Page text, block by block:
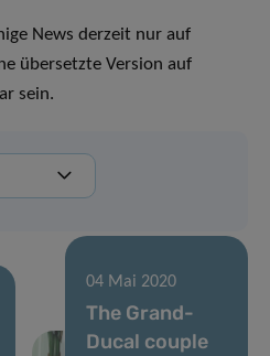
News derzeit nur auf
übersetzte Version auf
sein.
04 Mai 2020
The Grand-
Ducal couple